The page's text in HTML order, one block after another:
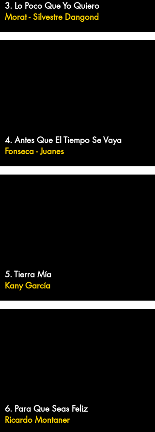
3. Lo Poco Que Yo Quiero
Morat - Silvestre Dangond
4. Antes Que El Tiempo Se Vaya
Fonseca - Juanes
5. Tierra Mía
Kany García
6. Para Que Seas Feliz
Ricardo Montaner